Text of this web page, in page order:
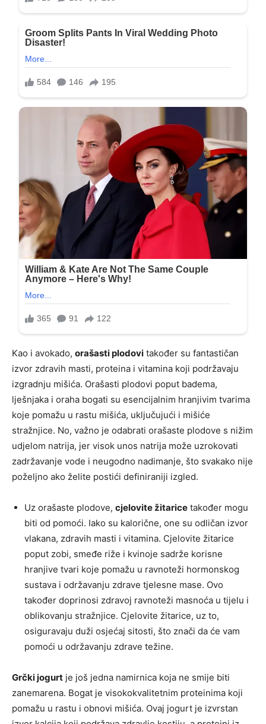
Kao i avokado, orašasti plodovi također su fantastičan
izvor zdravih masti, proteina i vitamina koji podržavaju
izgradnju mišića. Orašasti plodovi poput badema,
lješnjaka i oraha bogati su esencijalnim hranjivim tvarima
koje pomažu u rastu mišića, uključujući i mišiće
stražnjice. No, važno je odabrati orašaste plodove s nižim
udjelom natrija, jer visok unos natrija može uzrokovati
zadržavanje vode i neugodno nadimanje, što svakako nije
poželjno ako želite postići definiraniji izgled.
Uz orašaste plodove, cjelovite žitarice također mogu
biti od pomoći. Iako su kalorične, one su odličan izvor
vlakana, zdravih masti i vitamina. Cjelovite žitarice
poput zobi, smeđe riže i kvinoje sadrže korisne
hranjive tvari koje pomažu u ravnoteži hormonskog
sustava i održavanju zdrave tjelesne mase. Ovo
također doprinosi zdravoj ravnoteži masnoća u tijelu i
oblikovanju stražnjice. Cjelovite žitarice, uz to,
osiguravaju duži osjećaj sitosti, što znači da će vam
pomoći u održavanju zdrave težine.
Grčki jogurt je još jedna namirnica koja ne smije biti
zanemarena. Bogat je visokokvalitetnim proteinima koji
pomažu u rastu i obnovi mišića. Ovaj jogurt je izvrstan